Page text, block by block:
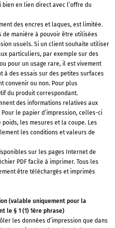
en lien direct avec l’offre du
des encres et laques, est limitée.
de manière à pouvoir être utilisées
usuels. Si un client souhaite utiliser
particuliers, par exemple sur des
pour un usage rare, il est vivement
des essais sur des petites surfaces
convenir ou non. Pour plus
du produit correspondant.
des informations relatives aux
le papier d’impression, celles-ci
les mesures et la coupe. Les
les conditions et valeurs de
sur les pages Internet de
PDF facile à imprimer. Tous les
être téléchargés et imprimés
(valable uniquement pour la
le § 1 (1) 1ère phrase)
les données d’impression que dans